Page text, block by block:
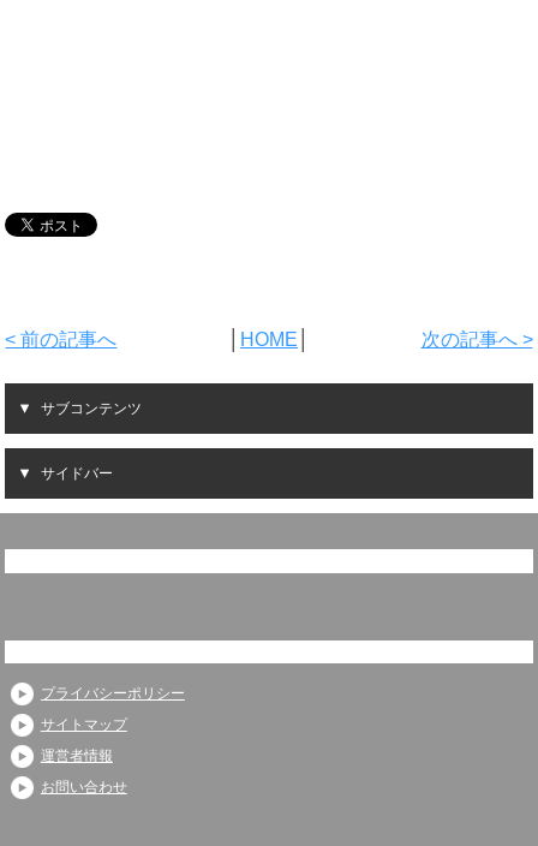
< 前の記事へ HOME 次の記事へ >
サブコンテンツ
サイドバー
プライバシーポリシー
サイトマップ
運営者情報
お問い合わせ